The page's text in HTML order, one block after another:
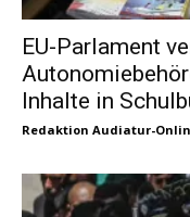
EU-Parlament
Inhalte in
Redaktion Audiatur-